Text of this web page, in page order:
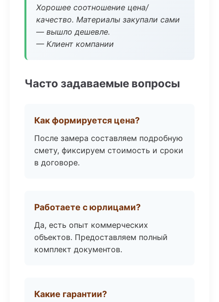
Хорошее соотношение цена/
качество. Материалы закупали сами
— вышло дешевле.
— Клиент компании
Часто задаваемые вопросы
Как формируется цена?
После замера составляем подробную
смету, фиксируем стоимость и сроки
в договоре.
Работаете с юрлицами?
Да, есть опыт коммерческих
объектов. Предоставляем полный
комплект документов.
Какие гарантии?